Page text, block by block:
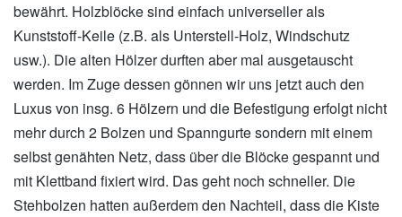
bewährt. Holzblöcke sind einfach universeller als
Kunststoff-Keile (z.B. als Unterstell-Holz, Windschutz
usw.). Die alten Hölzer durften aber mal ausgetauscht
werden. Im Zuge dessen gönnen wir uns jetzt auch den
Luxus von insg. 6 Hölzern und die Befestigung erfolgt nicht
mehr durch 2 Bolzen und Spanngurte sondern mit einem
selbst genähten Netz, dass über die Blöcke gespannt und
mit Klettband fixiert wird. Das geht noch schneller. Die
Stehbolzen hatten außerdem den Nachteil, dass die Kiste